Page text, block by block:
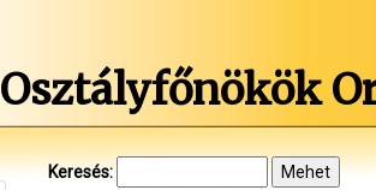
Osztályfőnökök
Keresés: